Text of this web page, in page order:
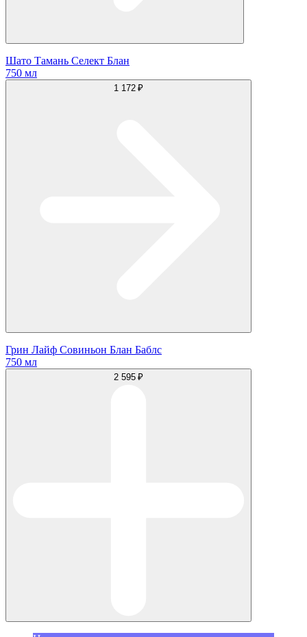
Шато Тамань Селект Блан
750 мл
1 172 ₽
Грин Лайф Совиньон Блан Баблс
750 мл
2 595 ₽